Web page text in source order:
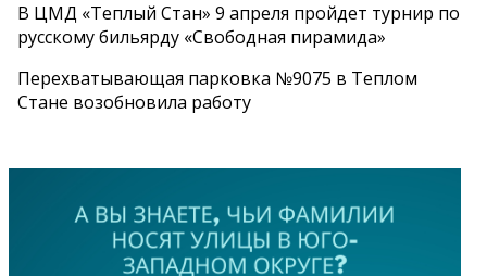
В ЦМД «Теплый Стан» 9 апреля пройдет турнир по
русскому бильярду «Свободная пирамида»
Перехватывающая парковка №9075 в Теплом
Стане возобновила работу